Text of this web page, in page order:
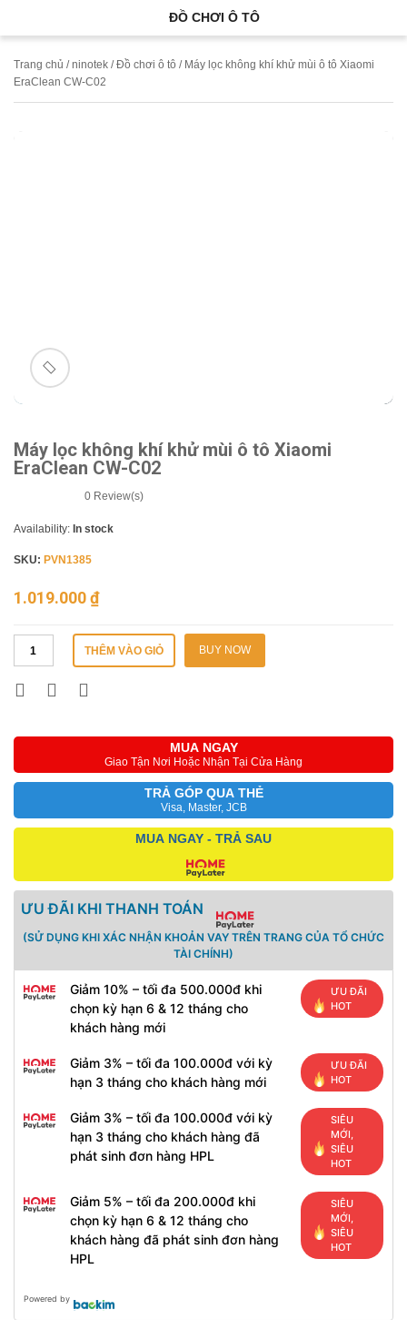
ĐỒ CHƠI Ô TÔ
Trang chủ /ninotek /Đồ chơi ô tô / Máy lọc không khí khử mùi ô tô Xiaomi
EraClean CW-C02
🔍
Máy lọc không khí khử mùi ô tô Xiaomi
EraClean CW-C02
0 Review(s)
Availability: In stock
SKU: PVN1385
1.019.000₫
THÊM VÀO GIỎ BUY NOW
MUA NGAY
Giao Tận Nơi Hoặc Nhận Tại Cửa Hàng
TRẢ GÓP QUA THẺ
Visa, Master, JCB
MUA NGAY - TRẢ SAU
ƯU ĐÃI KHI THANH TOÁN
(SỬ DỤNG KHI XÁC NHẬN KHOẢN VAY TRÊN TRANG CỦA TỔ CHỨC
TÀI CHÍNH)
Giảm 10% – tối đa 500.000đ khi
chọn kỳ hạn 6 & 12 tháng cho
khách hàng mới
ƯU ĐÃI
HOT
Giảm 3% – tối đa 100.000đ với kỳ
hạn 3 tháng cho khách hàng mới
ƯU ĐÃI
HOT
Giảm 3% – tối đa 100.000đ với kỳ
hạn 3 tháng cho khách hàng đã
phát sinh đơn hàng HPL
SIÊU
MỚI,
SIÊU
HOT
Giảm 5% – tối đa 200.000đ khi
chọn kỳ hạn 6 & 12 tháng cho
khách hàng đã phát sinh đơn hàng
HPL
SIÊU
MỚI,
SIÊU
HOT
Powered by